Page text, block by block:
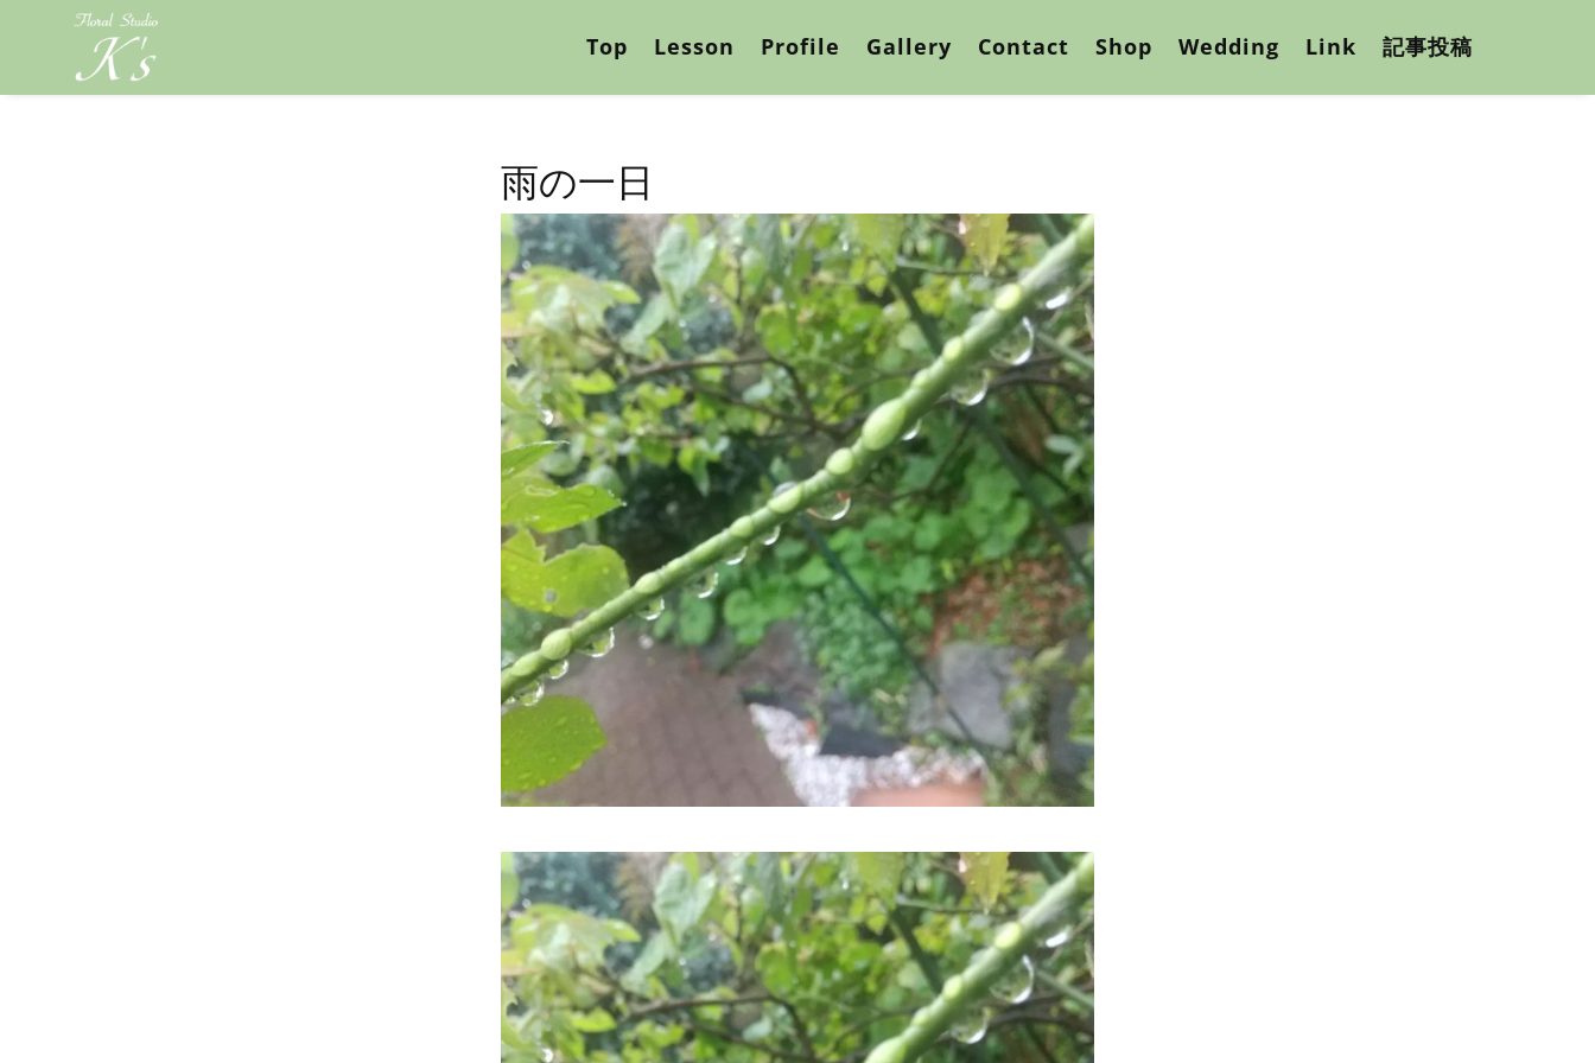
Top Lesson Profile Gallery Contact Shop Wedding Link 記事投稿
雨の一日